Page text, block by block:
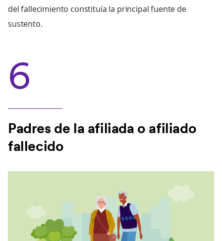
del fallecimiento constituía la principal fuente de
sustento.
6
Padres de la afiliada o afiliado
fallecido